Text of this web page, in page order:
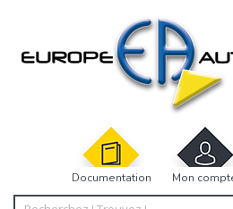
Documentation Mon